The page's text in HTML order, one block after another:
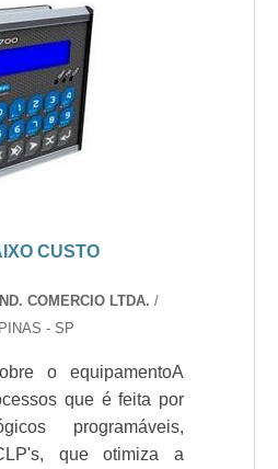
CUSTO
COMERCIO LTDA. /
- SP
o equipamentoA
que é feita por
programáveis,
que otimiza a